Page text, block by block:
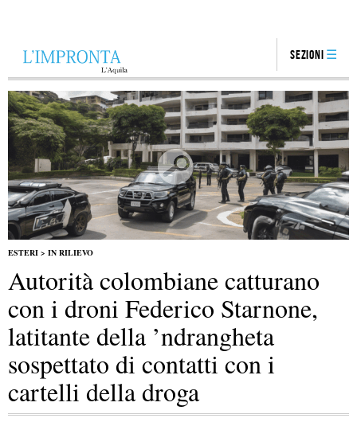
Sezioni
ESTERI > IN RILIEVO
Autorità colombiane catturano
con i droni Federico Starnone,
latitante della ’ndrangheta
sospettato di contatti con i
cartelli della droga